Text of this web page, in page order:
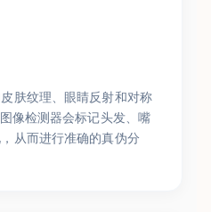
肤纹理、眼睛反射和对称
像检测器会标记头发、嘴
从而进行准确的真伪分